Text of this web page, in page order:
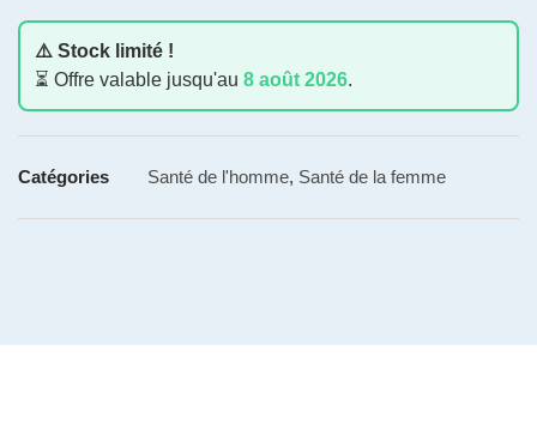
⚠️ Stock limité !
⏳ Offre valable jusqu'au 8 août 2026.
Catégories Santé de l'homme, Santé de la femme